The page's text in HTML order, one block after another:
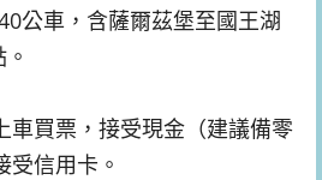
公車，含薩爾茲堡至國王湖
車買票，接受現金（建議備零
受信用卡。